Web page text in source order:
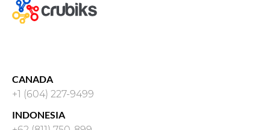
CANADA
+1 (604) 227-9499
INDONESIA